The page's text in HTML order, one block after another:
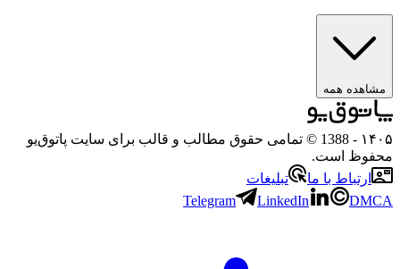
مشاهده همه
۱۴۰۵
- 1388 © تمامی حقوق مطالب و قالب برای سایت پاتوق‌یو
محفوظ است.
ارتباط با ما
تبلیغات
Telegram
LinkedIn DMCA